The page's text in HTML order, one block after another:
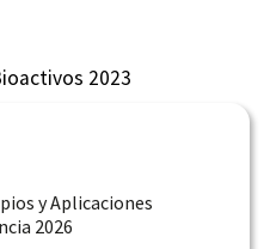
2023
y Aplicaciones
2026